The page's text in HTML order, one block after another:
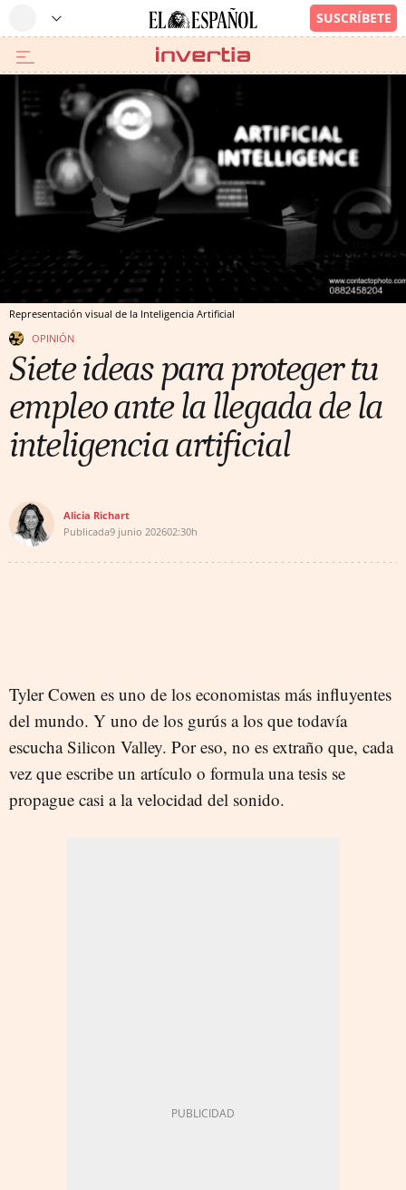
Representación visual de la Inteligencia Artificial
OPINIÓN
Siete ideas para proteger tu
empleo ante la llegada de la
inteligencia artificial
Alicia Richart
Publicada9 junio 202602:30h
Tyler Cowen es uno de los economistas más influyentes
del mundo. Y uno de los gurús a los que todavía
escucha Silicon Valley. Por eso, no es extraño que, cada
vez que escribe un artículo o formula una tesis se
propague casi a la velocidad del sonido.